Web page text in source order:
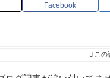
Facebook
この